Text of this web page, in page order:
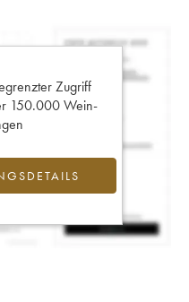
Zugriff
150.000 Wein-